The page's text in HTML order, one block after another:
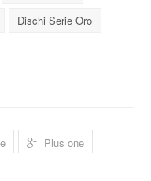
Dischi Serie Oro
Plus one